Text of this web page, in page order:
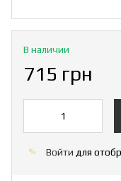
В наличии
715 грн
% Войти для